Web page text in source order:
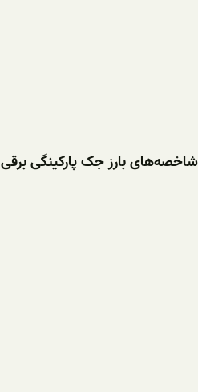
شاخصه‌های بارز جک پارکینگی برقی